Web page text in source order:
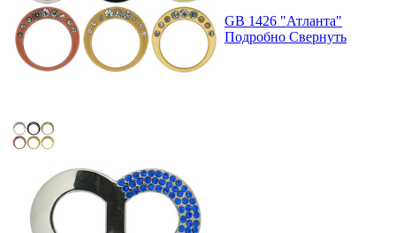
GB 1426 "Атланта"
Подробно Свернуть